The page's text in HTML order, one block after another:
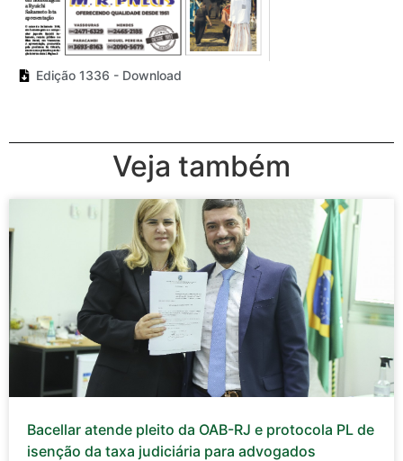
Edição 1336 - Download
Veja também
Bacellar atende pleito da OAB-RJ e protocola PL de
isenção da taxa judiciária para advogados